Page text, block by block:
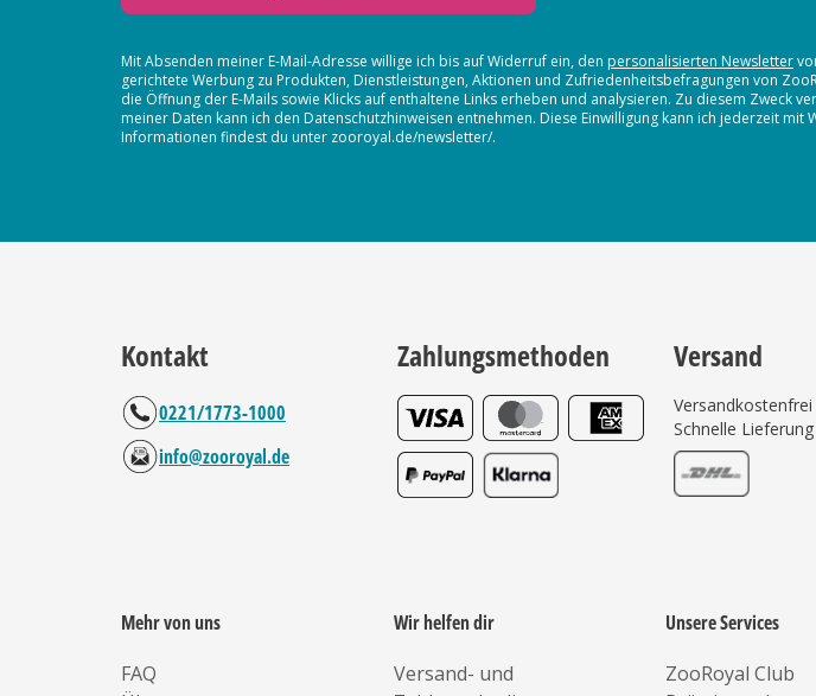
Mit Absenden meiner E-Mail-Adresse willige ich bis auf Widerruf ein, den personalisierten Newsletter
gerichtete Werbung zu Produkten, Dienstleistungen, Aktionen und Zufriedenheitsbefragungen von
die Öffnung der E-Mails sowie Klicks auf enthaltene Links erheben und analysieren. Zu diesem
meiner Daten kann ich den Datenschutzhinweisen entnehmen. Diese Einwilligung kann ich jederzeit
Informationen findest du unter zooroyal.de/newsletter/.
Kontakt
0221/1773-1000
info@zooroyal.de
Zahlungsmethoden Versand
Schnelle Lieferung
Mehr von uns
FAQ
Wir helfen dir
Versand- und
Unsere Services
ZooRoyal Club